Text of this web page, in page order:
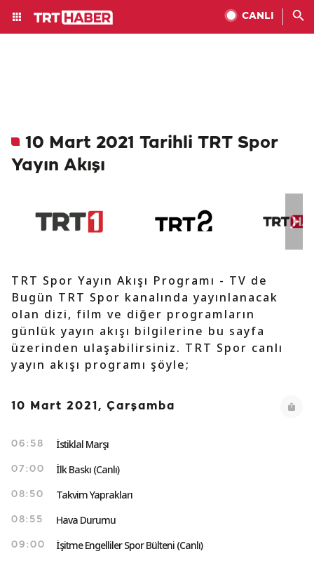
CANLI
10 Mart 2021 Tarihli TRT Spor
Yayın Akışı
TRT Spor Yayın Akışı Programı - TV de
Bugün TRT Spor kanalında yayınlanacak
olan dizi, film ve diğer programların
günlük yayın akışı bilgilerine bu sayfa
üzerinden ulaşabilirsiniz. TRT Spor canlı
yayın akışı programı şöyle;
10 Mart 2021, Çarşamba
06:58 İstiklal Marşı
07:00 İlk Baskı (Canlı)
08:50 Takvim Yaprakları
08:55 Hava Durumu
09:00 İşitme Engelliler Spor Bülteni (Canlı)